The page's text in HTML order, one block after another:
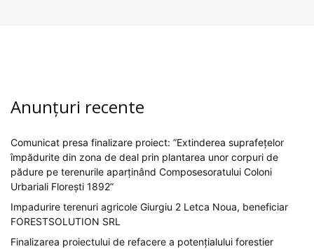
Anunțuri recente
Comunicat presa finalizare proiect: ”Extinderea suprafețelor
împădurite din zona de deal prin plantarea unor corpuri de
pădure pe terenurile aparținând Composesoratului Coloni
Urbariali Florești 1892”
Impadurire terenuri agricole Giurgiu 2 Letca Noua, beneficiar
FORESTSOLUTION SRL
Finalizarea proiectului de refacere a potențialului forestier